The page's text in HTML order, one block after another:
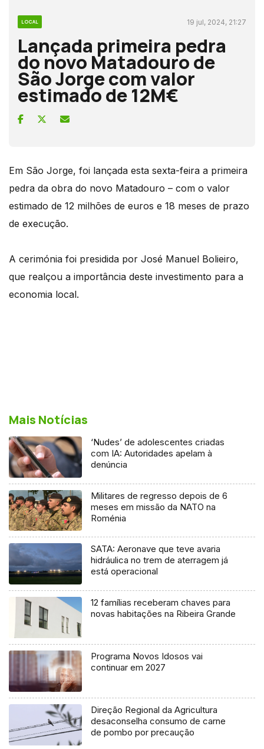
LOCAL 19 jul, 2024, 21:27
Lançada primeira pedra
do novo Matadouro de
São Jorge com valor
estimado de 12M€
Em São Jorge, foi lançada esta sexta-feira a primeira
pedra da obra do novo Matadouro – com o valor
estimado de 12 milhões de euros e 18 meses de prazo
de execução.
A cerimónia foi presidida por José Manuel Bolieiro,
que realçou a importância deste investimento para a
economia local.
Mais Notícias
‘Nudes’ de adolescentes criadas
com IA: Autoridades apelam à
denúncia
Militares de regresso depois de 6
meses em missão da NATO na
Roménia
SATA: Aeronave que teve avaria
hidráulica no trem de aterragem já
está operacional
12 famílias receberam chaves para
novas habitações na Ribeira Grande
Programa Novos Idosos vai
continuar em 2027
Direção Regional da Agricultura
desaconselha consumo de carne
de pombo por precaução